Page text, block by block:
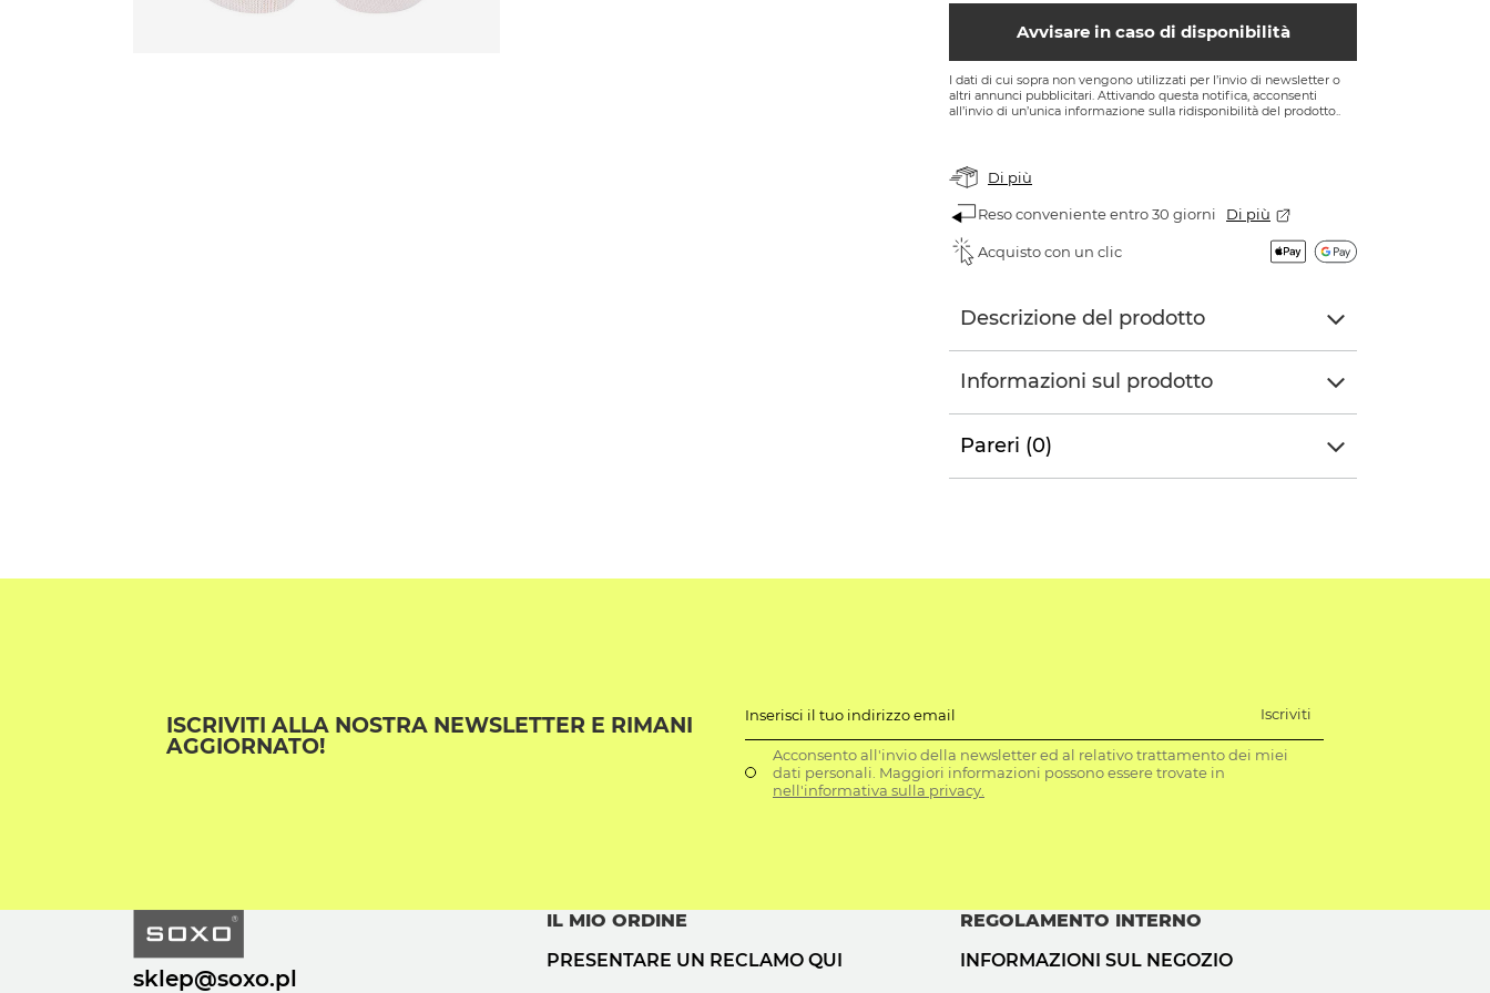
Avvisare in caso di disponibilità
I dati di cui sopra non vengono utilizzati per l’invio di newsletter o
altri annunci pubblicitari. Attivando questa notifica, acconsenti
all’invio di un’unica informazione sulla ridisponibilità del prodotto..
Di più
Reso conveniente entro 30 giorni Di più
Acquisto con un clic
Descrizione del prodotto
Informazioni sul prodotto
Pareri (0)
ISCRIVITI ALLA NOSTRA NEWSLETTER E RIMANI
AGGIORNATO!
Inserisci il tuo indirizzo email Iscriviti
Acconsento all'invio della newsletter ed al relativo trattamento dei miei
dati personali. Maggiori informazioni possono essere trovate in
nell'informativa sulla privacy.
sklep@soxo.pl
IL MIO ORDINE
PRESENTARE UN RECLAMO QUI
REGOLAMENTO INTERNO
INFORMAZIONI SUL NEGOZIO